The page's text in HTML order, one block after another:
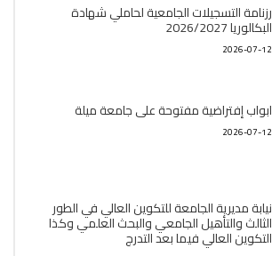
رزنامة التسجيلات الجامعية لحاملي شهادة
البكالوريا 2026/2027
2026-07-12
ابواب إفتراضية مفتوحة على جامعة ميلة
2026-07-12
نيابة مديرية الجامعة للتكوين العالي في الطور
الثالث والتأهيل الجامعي والبحث العلمي وكذا
التكوين العالي فيما بعد التدرج